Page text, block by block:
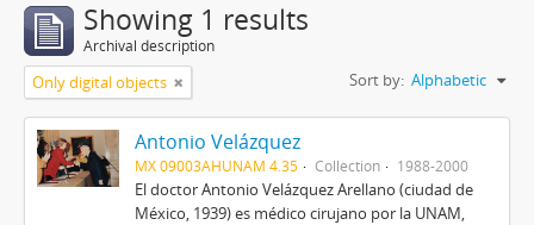
Showing 1 results
Archival description
Only digital objects Sort by: Alphabetic
Antonio Velázquez
MX 09003AHUNAM 4.35 Collection 1988-2000
El doctor Antonio Velázquez Arellano (ciudad de
México, 1939) es médico cirujano por la UNAM,